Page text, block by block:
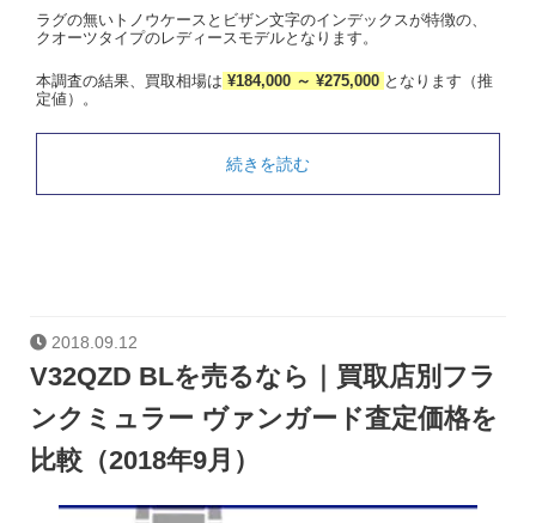
ラグの無いトノウケースとビザン文字のインデックスが特徴の、
クオーツタイプのレディースモデルとなります。
本調査の結果、買取相場は ¥184,000 ～ ¥275,000 となります（推
定値）。
続きを読む
2018.09.12
V32QZD BLを売るなら｜買取店別フラ
ンクミュラー ヴァンガード査定価格を
比較（2018年9月）